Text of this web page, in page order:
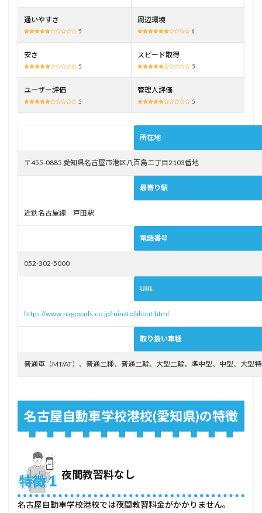
ジュ
ール
作成
ンあ
り
再入
金免
除
屋自
動車
知
県）
4
動車
学校
港校
(愛
県)
をお
すす
めし
たい
方
通いやすさ
5
周辺環境
6
安さ
5
スピード取得
5
ユーザー評価
5
管理人評価
5
所在地
〒455-0885 愛知県名古屋市港区八百島二丁目2103番地
最寄り駅
近鉄名古屋線 戸田駅
電話番号
052-302-5000
URL
https://www.nagoyads.co.jp/minato/about.html
取り扱い車種
普通車（MT/AT）、普通二種、普通二輪、大型二輪、準中型、中型、大型
名古屋自動車学校港校(愛知県)の特徴
夜間教習料なし
名古屋自動車学校港校では夜間教習料金がかかりません。